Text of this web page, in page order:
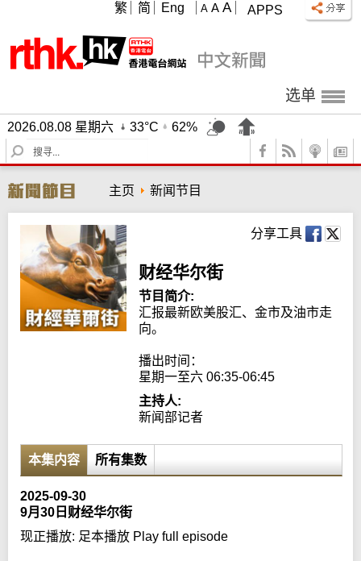
APPS
A A A
繁 简 Eng
选单
2026.08.08 星期六 33°C
62%
S
e
r
c
h
主页 新闻节目
分享工具
财经华尔街
节目简介:
汇报最新欧美股汇、金市及油市走
向。
播出时间：
星期一至六 06:35-06:45
主持人:
新闻部记者
本集内容 所有集数
2025-09-30
9月30日财经华尔街
现正播放: 足本播放 Play full episode